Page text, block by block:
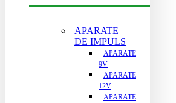
APARATE
DE IMPULS
APARATE
9V
APARATE
12V
APARATE